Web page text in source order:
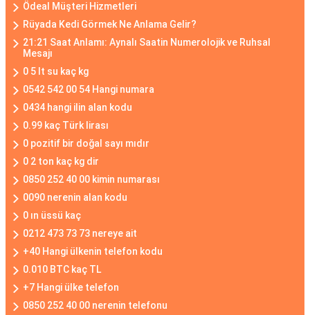
Ödeal Müşteri Hizmetleri
Rüyada Kedi Görmek Ne Anlama Gelir?
21:21 Saat Anlamı: Aynalı Saatin Numerolojik ve Ruhsal
Mesajı
0 5 lt su kaç kg
0542 542 00 54 Hangi numara
0434 hangi ilin alan kodu
0.99 kaç Türk lirası
0 pozitif bir doğal sayı mıdır
0 2 ton kaç kg dir
0850 252 40 00 kimin numarası
0090 nerenin alan kodu
0 ın üssü kaç
0212 473 73 73 nereye ait
+40 Hangi ülkenin telefon kodu
0.010 BTC kaç TL
+7 Hangi ülke telefon
0850 252 40 00 nerenin telefonu